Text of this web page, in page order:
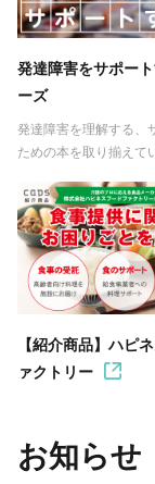
発達障害をサポー
ーズ
発達障害を理解する、
ための本を取り揃えて
【紹介商品】ハピ
ァクトリー
お知らせ